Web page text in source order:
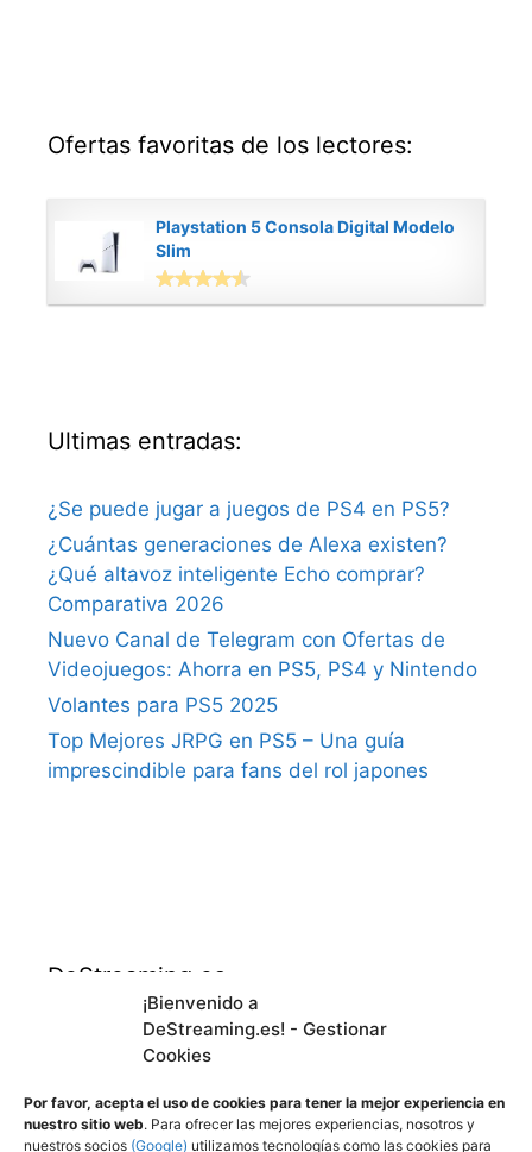
¡Bienvenido a
DeStreaming.es! - Gestionar
Cookies
Por favor, acepta el uso de cookies para tener la mejor experiencia en
nuestro sitio web. Para ofrecer las mejores experiencias, nosotros y
nuestros socios (Google) utilizamos tecnologías como las cookies para
Ofertas favoritas de los lectores:
Playstation 5 Consola Digital Modelo
Slim
Ultimas entradas:
¿Se puede jugar a juegos de PS4 en PS5?
¿Cuántas generaciones de Alexa existen?
¿Qué altavoz inteligente Echo comprar?
Comparativa 2026
Nuevo Canal de Telegram con Ofertas de
Videojuegos: Ahorra en PS5, PS4 y Nintendo
Volantes para PS5 2025
Top Mejores JRPG en PS5 – Una guía
imprescindible para fans del rol japones
DeStreaming.es
En calidad de afiliado de Amazon, obtengo
cumplen los requisitos aplicables.